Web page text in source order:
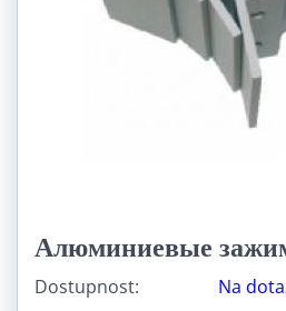
Алюминиевые
Dostupnost: Na